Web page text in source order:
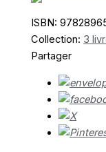
–
Nabisco
–
Velveeta
ISBN:
Collection: 3
Partager